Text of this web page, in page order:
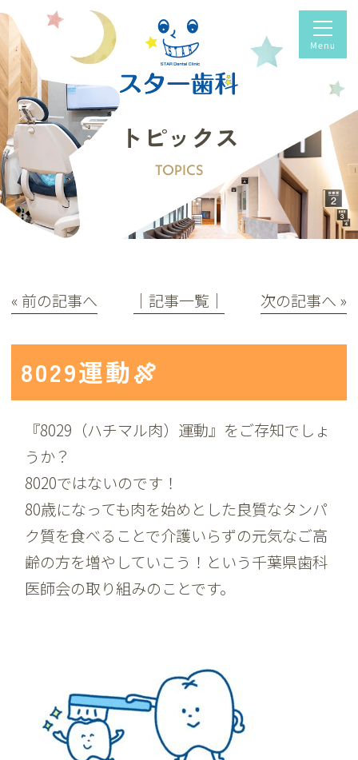
トピックス
TOPICS
« 前の記事へ │記事一覧│ 次の記事へ »
8029運動🍖
『8029（ハチマル肉）運動』をご存知でしょ
うか？
8020ではないのです！
80歳になっても肉を始めとした良質なタンパ
ク質を食べることで介護いらずの元気なご高
齢の方を増やしていこう！という千葉県歯科
医師会の取り組みのことです。